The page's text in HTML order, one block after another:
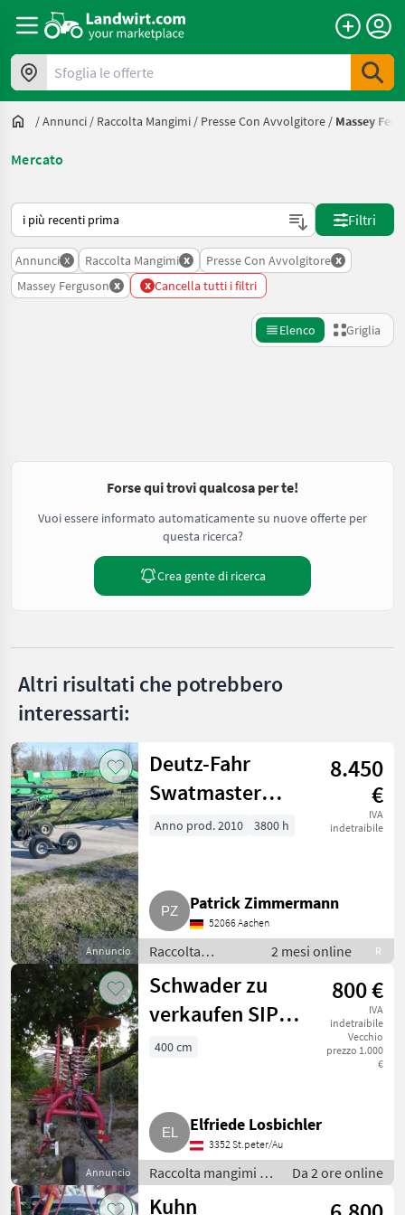
Sfoglia le offerte
/Annunci / Raccolta Mangimi / Presse Con Avvolgitore / Massey
Mercato
Ecco come viene ordinato su Landwirt.com
Filtri
Annunci x Raccolta Mangimi x Presse Con Avvolgitore x
Massey Ferguson x x Cancella tutti i filtri
Elenco Griglia
Forse qui trovi qualcosa per te!
Vuoi essere informato automaticamente su nuove offerte per
questa ricerca?
Crea gente di ricerca
Altri risultati che potrebbero
interessarti:
Annuncio
Deutz-Fahr
Swatmaster
7131, PZ Andex
8.450
€
IVA
indetraibile
Anno prod. 2010 3800 h
Patrick Zimmermann
52066 Aachen
Raccolta
mangimi /
Giroandanatore
2 mesi online R
Annuncio
Schwader zu
verkaufen SIP
Star 400
800 €
IVA
indetraibile
Vecchio
prezzo 1.000
€
400 cm
Elfriede Losbichler
3352 St.peter/Au
Raccolta mangimi /
Giroandanatore
Da 2 ore online
Kuhn